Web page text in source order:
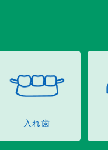
入れ歯